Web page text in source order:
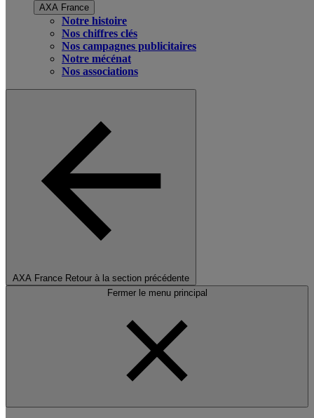
AXA France
Notre histoire
Nos chiffres clés
Nos campagnes publicitaires
Notre mécénat
Nos associations
AXA France Retour à la section précédente
Fermer le menu principal